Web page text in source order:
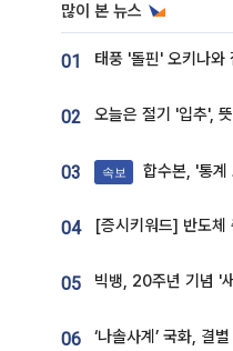
많이 본 뉴스
01
02 오늘은 절기 '입추',
03 속보 합수본, '통계 조작' 서
04
05
06